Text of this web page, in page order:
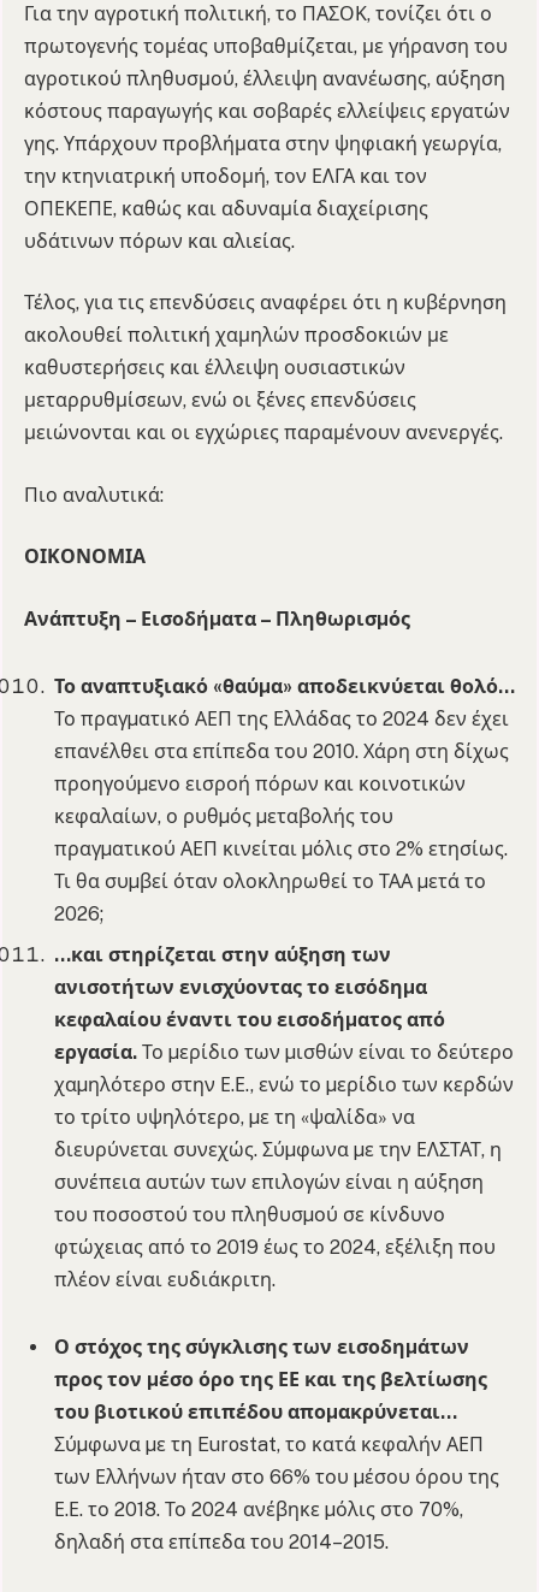
Για την αγροτική πολιτική, το ΠΑΣΟΚ, τονίζει ότι ο
πρωτογενής τομέας υποβαθμίζεται, με γήρανση του
αγροτικού πληθυσμού, έλλειψη ανανέωσης, αύξηση
κόστους παραγωγής και σοβαρές ελλείψεις εργατών
γης. Υπάρχουν προβλήματα στην ψηφιακή γεωργία,
την κτηνιατρική υποδομή, τον ΕΛΓΑ και τον
ΟΠΕΚΕΠΕ, καθώς και αδυναμία διαχείρισης
υδάτινων πόρων και αλιείας.
Τέλος, για τις επενδύσεις αναφέρει ότι η κυβέρνηση
ακολουθεί πολιτική χαμηλών προσδοκιών με
καθυστερήσεις και έλλειψη ουσιαστικών
μεταρρυθμίσεων, ενώ οι ξένες επενδύσεις
μειώνονται και οι εγχώριες παραμένουν ανενεργές.
Πιο αναλυτικά:
ΟΙΚΟΝΟΜΙΑ
Ανάπτυξη – Εισοδήµατα – Πληθωρισµός
Το αναπτυξιακό «θαύµα» αποδεικνύεται θολό…
Το πραγµατικό ΑΕΠ της Ελλάδας το 2024 δεν έχει
επανέλθει στα επίπεδα του 2010. Χάρη στη δίχως
προηγούµενο εισροή πόρων και κοινοτικών
κεφαλαίων, ο ρυθµός µεταβολής του
πραγµατικού ΑΕΠ κινείται µόλις στο 2% ετησίως.
Τι θα συµβεί όταν ολοκληρωθεί το ΤΑΑ µετά το
2026;
…και στηρίζεται στην αύξηση των
ανισοτήτων ενισχύοντας το εισόδηµα
κεφαλαίου έναντι του εισοδήµατος από
εργασία. Το µερίδιο των µισθών είναι το δεύτερο
χαµηλότερο στην Ε.Ε., ενώ το µερίδιο των κερδών
το τρίτο υψηλότερο, µε τη «ψαλίδα» να
διευρύνεται συνεχώς. Σύµφωνα µε την ΕΛΣΤΑΤ, η
συνέπεια αυτών των επιλογών είναι η αύξηση
του ποσοστού του πληθυσµού σε κίνδυνο
φτώχειας από το 2019 έως το 2024, εξέλιξη που
πλέον είναι ευδιάκριτη.
Ο στόχος της σύγκλισης των εισοδηµάτων
προς τον µέσο όρο της ΕΕ και της βελτίωσης
του βιοτικού επιπέδου αποµακρύνεται…
Σύµφωνα µε τη Eurostat, το κατά κεφαλήν ΑΕΠ
των Ελλήνων ήταν στο 66% του µέσου όρου της
Ε.Ε. το 2018. Το 2024 ανέβηκε µόλις στο 70%,
δηλαδή στα επίπεδα του 2014–2015.